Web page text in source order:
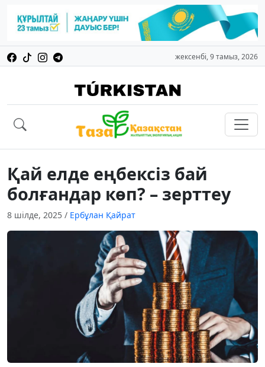
жексенбі, 9 тамыз, 2026
Қай елде еңбексіз бай
болғандар көп? – зерттеу
8 шілде, 2025 / Ербұлан Қайрат